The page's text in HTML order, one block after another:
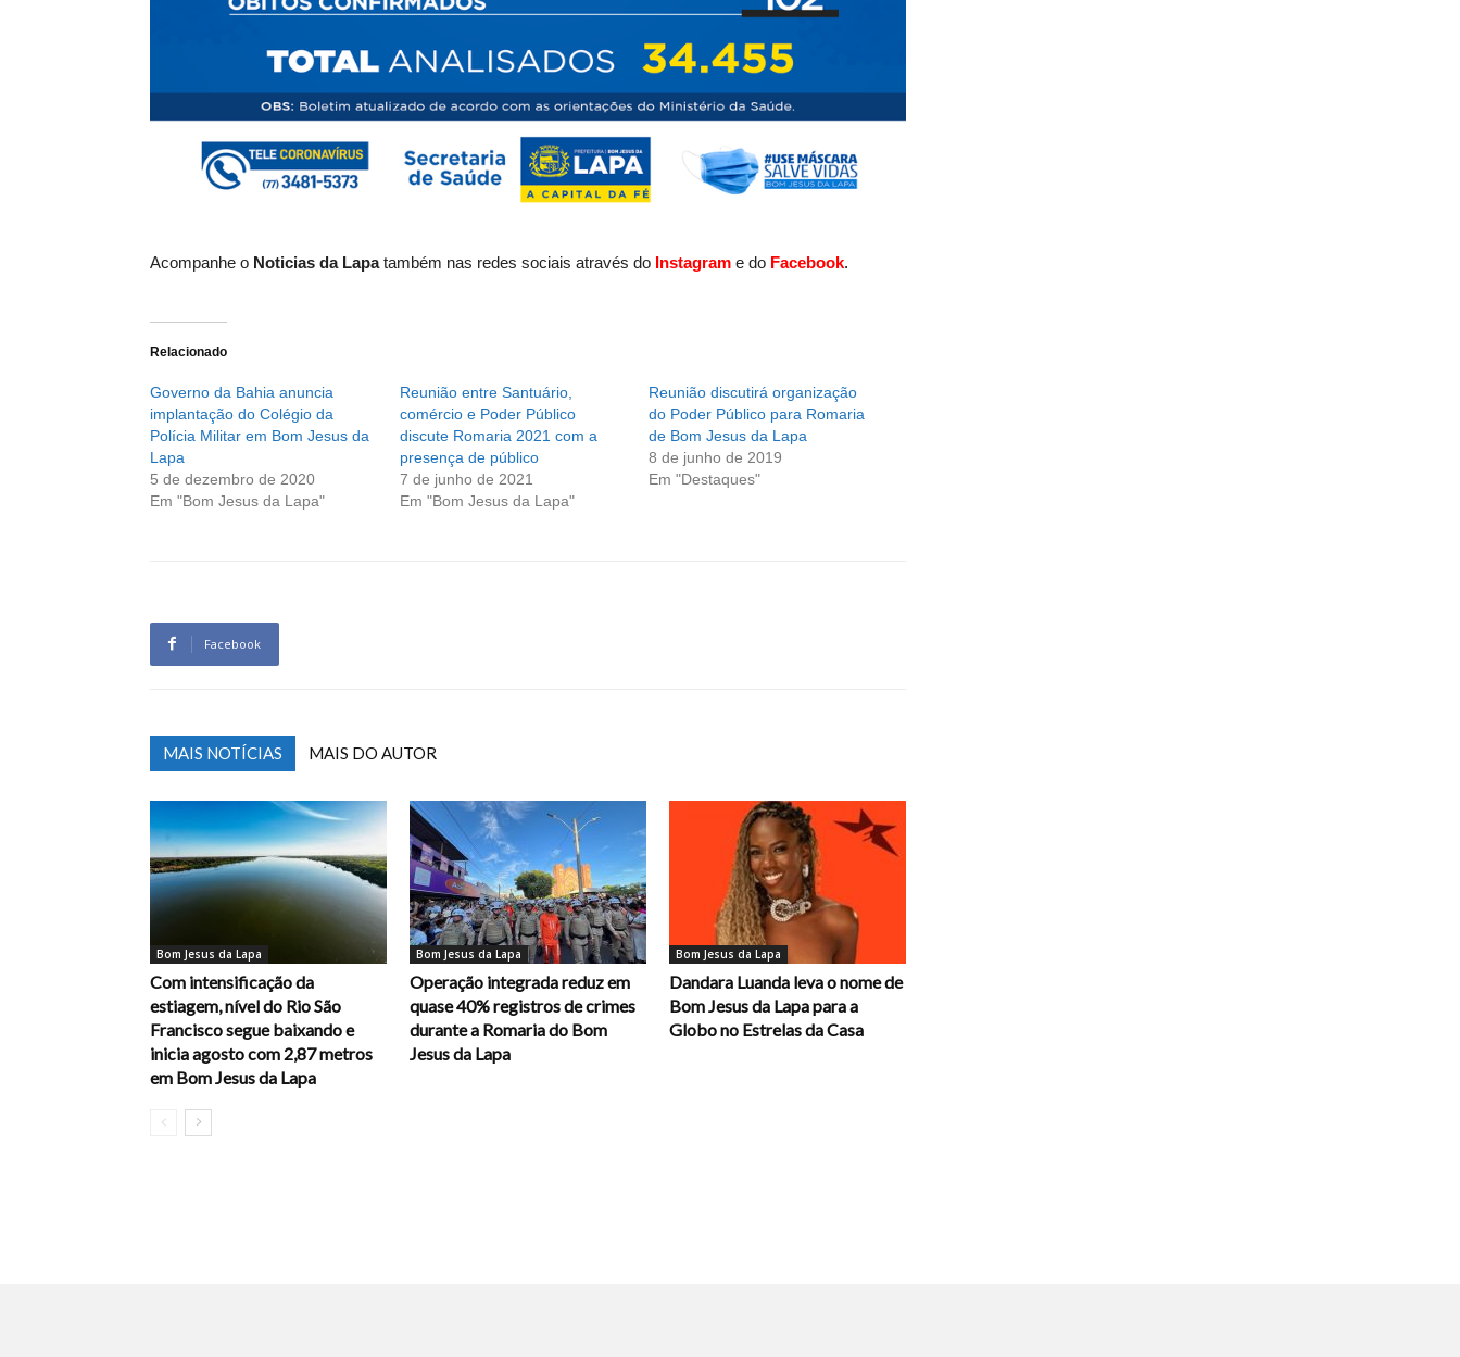
Acompanhe o Noticias da Lapatambém nas redes sociais através do Instagram e do Facebook.
Relacionado
Governo da Bahia anuncia
implantação do Colégio da
Polícia Militar em Bom Jesus da
Lapa
5 de dezembro de 2020
Em "Bom Jesus da Lapa"
Reunião entre Santuário,
comércio e Poder Público
discute Romaria 2021 com a
presença de público
7 de junho de 2021
Em "Bom Jesus da Lapa"
Reunião discutirá organização
do Poder Público para Romaria
de Bom Jesus da Lapa
8 de junho de 2019
Em "Destaques"
Facebook
MAIS NOTÍCIAS MAIS DO AUTOR
Bom Jesus da Lapa
Com intensificação da
estiagem, nível do Rio São
Francisco segue baixando e
inicia agosto com 2,87 metros
em Bom Jesus da Lapa
Bom Jesus da Lapa
Operação integrada reduz em
quase 40% registros de crimes
durante a Romaria do Bom
Jesus da Lapa
Bom Jesus da Lapa
Dandara Luanda leva o nome de
Bom Jesus da Lapa para a
Globo no Estrelas da Casa